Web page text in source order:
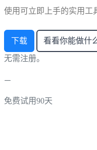
使用可立即上手的实用工
下载 看看你能做什
无需注册。
免费试用90天